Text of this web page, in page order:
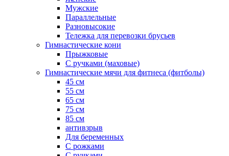
Мужские
Параллельные
Разновысокие
Тележка для перевозки брусьев
Гимнастические кони
Прыжковые
С ручками (маховые)
Гимнастические мячи для фитнеса (фитболы)
45 см
55 см
65 см
75 см
85 см
антивзрыв
Для беременных
С рожками